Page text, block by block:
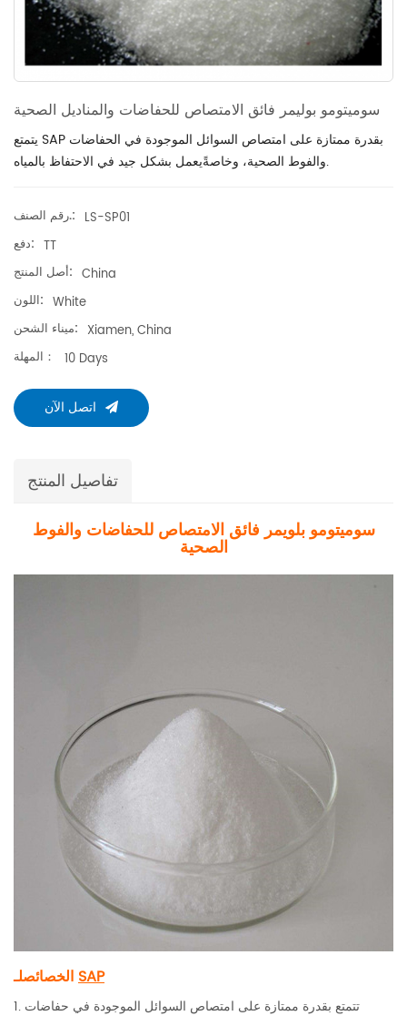
سوميتومو بوليمر فائق الامتصاص للحفاضات والمناديل الصحية
يتمتع SAP بقدرة ممتازة على امتصاص السوائل الموجودة في الحفاضات
والفوط الصحية، وخاصةًيعمل بشكل جيد في الاحتفاظ بالمياه.
رقم الصنف.: LS-SP01
دفع: TT
أصل المنتج: China
اللون: White
ميناء الشحن: Xiamen, China
المهلة：
10 Days
اتصل الآن
تفاصيل المنتج
سوميتومو بلويمر فائق الامتصاص للحفاضات والفوط
الصحية
الخصائصSAP
1. تتمتع بقدرة ممتازة على امتصاص السوائل الموجودة في حفاضات